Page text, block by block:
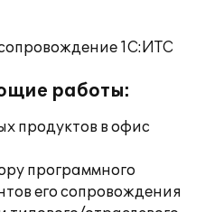
1С:ИТС
работы:
продуктов в офис
программного
его сопровождения